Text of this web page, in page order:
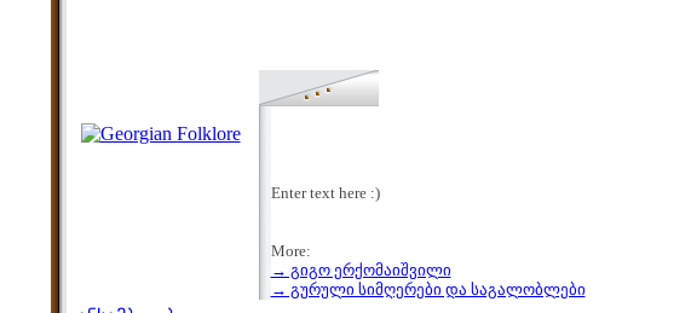
Enter text here :)
More:
→ გიგო ერქომაიშვილი
→ გურული სიმღერები და საგალობლები